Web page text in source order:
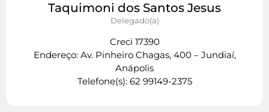
Taquimoni dos Santos Jesus
Delegado(a)
Creci 17390
Endereço: Av. Pinheiro Chagas, 400 – Jundiaí,
Anápolis
Telefone(s): 62 99149-2375